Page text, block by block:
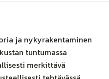
ja nykyrakentaminen
tuntumassa
merkittävä